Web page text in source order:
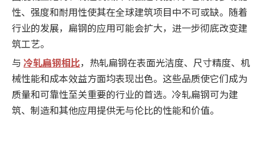
性、强度和耐用性使其在全球建筑项目中不可或缺。随着
行业的发展，扁钢的应用可能会扩大，进一步彻底改变建
筑工艺。
与 冷轧扁钢相比，热轧扁钢在表面光洁度、尺寸精度、机
械性能和成本效益方面均表现出色。这些品质使它们成为
质量和可靠性至关重要的行业的首选。冷轧扁钢可为建
筑、制造和其他应用提供无与伦比的性能和价值。